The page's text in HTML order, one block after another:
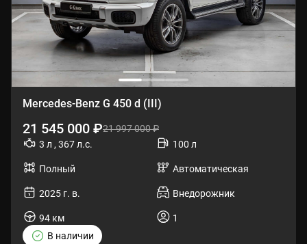
Mercedes-Benz G 450 d (III)
21 545 000 ₽21 997 000 ₽
3 л , 367 л.с.
100 л
Полный Автоматическая
2025 г. в. Внедорожник
94 км
1
В наличии